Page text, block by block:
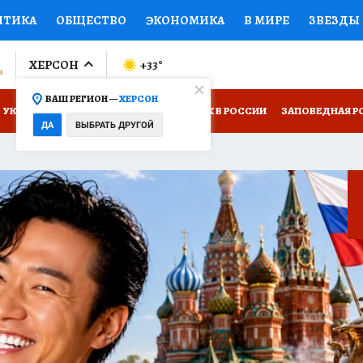
ОБЩЕСТВО ЭКОНОМИКА В МИРЕ ЗВЕЗДЫ
ПРОИСШЕСТВИЯ
ОТКРЫВАЕМ МИР Я ЗНАЮ
ПРОМОКОДЫ СЕРИАЛЫ
КОЛЛЕКЦИИ КОНКУРСЫ РАБОТА У НАС
САЙТЕ
ХЕРСОН
ВАШ РЕГИОН —ХЕРСОН
ДА ВЫБРАТЬ ДРУГОЙ
+33°
УКРАИНА: СВОДКА КП В МАХ ОТДЫХ В РОССИИ ЗАПОВЕДНАЯ
НА СЕБЕ